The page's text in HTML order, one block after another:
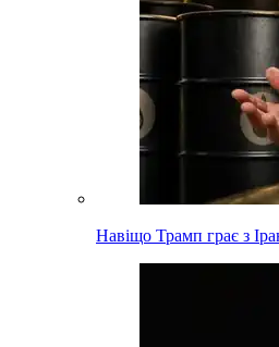
Навіщо Трамп грає з